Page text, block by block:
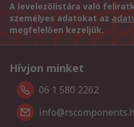
A levelezőlistára való
személyes adatokat az
megfelelően kezeljük.
Hívjon minket
06 1 580 2262